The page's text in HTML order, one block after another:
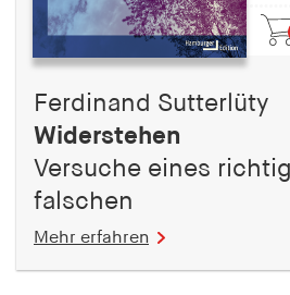
Ferdinand Sutterlüty
Widerstehen
Versuche eines
falschen
Mehr erfahren